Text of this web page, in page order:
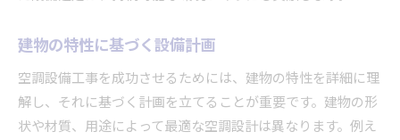
リスクマネジメントの手法と実践
効率的なコミュニケーション戦略の構築
データに基づく意思決定の重要性
建物の特性に基づく設備計画
空調設備工事を成功させるためには、建物の特性を詳細に理
解し、それに基づく計画を立てることが重要です。建物の形
状や材質、用途によって最適な空調設計は異なります。例え